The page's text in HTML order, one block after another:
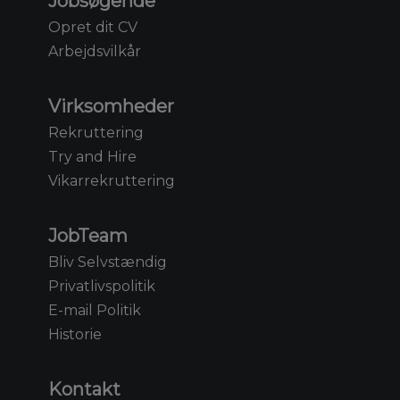
Opret dit CV
Arbejdsvilkår
Virksomheder
Rekruttering
Try and Hire
Vikarrekruttering
JobTeam
Bliv Selvstændig
Privatlivspolitik
E-mail Politik
Historie
Kontakt